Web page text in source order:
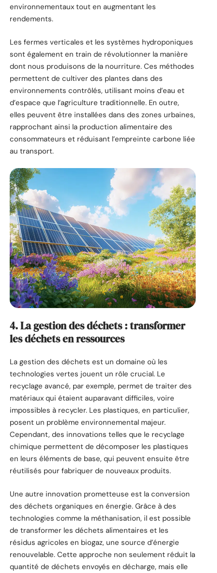
environnementaux tout en augmentant les
rendements.
Les fermes verticales et les systèmes hydroponiques
sont également en train de révolutionner la manière
dont nous produisons de la nourriture. Ces méthodes
permettent de cultiver des plantes dans des
environnements contrôlés, utilisant moins d’eau et
d’espace que l’agriculture traditionnelle. En outre,
elles peuvent être installées dans des zones urbaines,
rapprochant ainsi la production alimentaire des
consommateurs et réduisant l’empreinte carbone liée
au transport.
4. La gestion des déchets : transformer
les déchets en ressources
La gestion des déchets est un domaine où les
technologies vertes jouent un rôle crucial. Le
recyclage avancé, par exemple, permet de traiter des
matériaux qui étaient auparavant difficiles, voire
impossibles à recycler. Les plastiques, en particulier,
posent un problème environnemental majeur.
Cependant, des innovations telles que le recyclage
chimique permettent de décomposer les plastiques
en leurs éléments de base, qui peuvent ensuite être
réutilisés pour fabriquer de nouveaux produits.
Une autre innovation prometteuse est la conversion
des déchets organiques en énergie. Grâce à des
technologies comme la méthanisation, il est possible
de transformer les déchets alimentaires et les
résidus agricoles en biogaz, une source d’énergie
renouvelable. Cette approche non seulement réduit la
quantité de déchets envoyés en décharge, mais elle